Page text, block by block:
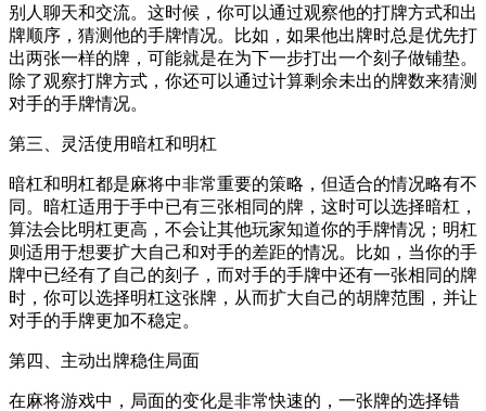
别人聊天和交流。这时候，你可以通过观察他的打牌方式和出
牌顺序，猜测他的手牌情况。比如，如果他出牌时总是优先打
出两张一样的牌，可能就是在为下一步打出一个刻子做铺垫。
除了观察打牌方式，你还可以通过计算剩余未出的牌数来猜测
对手的手牌情况。
第三、灵活使用暗杠和明杠
暗杠和明杠都是麻将中非常重要的策略，但适合的情况略有不
同。暗杠适用于手中已有三张相同的牌，这时可以选择暗杠，
算法会比明杠更高，不会让其他玩家知道你的手牌情况；明杠
则适用于想要扩大自己和对手的差距的情况。比如，当你的手
牌中已经有了自己的刻子，而对手的手牌中还有一张相同的牌
时，你可以选择明杠这张牌，从而扩大自己的胡牌范围，并让
对手的手牌更加不稳定。
第四、主动出牌稳住局面
在麻将游戏中，局面的变化是非常快速的，一张牌的选择错